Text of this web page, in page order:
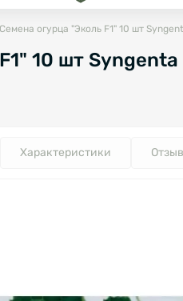
Семена огурца "Эколь F1" 10 шт
10 шт Syngenta
Характеристики